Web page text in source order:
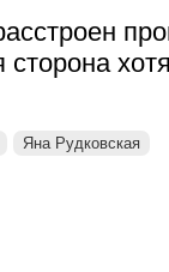
Яна Рудковская